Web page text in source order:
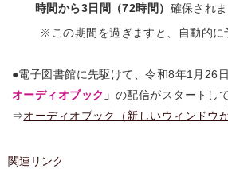
時間から3日間（72時間） 確保されま
※この期間を過ぎますと、自動的に予
●電子図書館に先駆けて、令和8年1月26
オーディオブック 」 の配信がスタートし
⇒オーディオブック（新しいウィンドウ
関連リンク